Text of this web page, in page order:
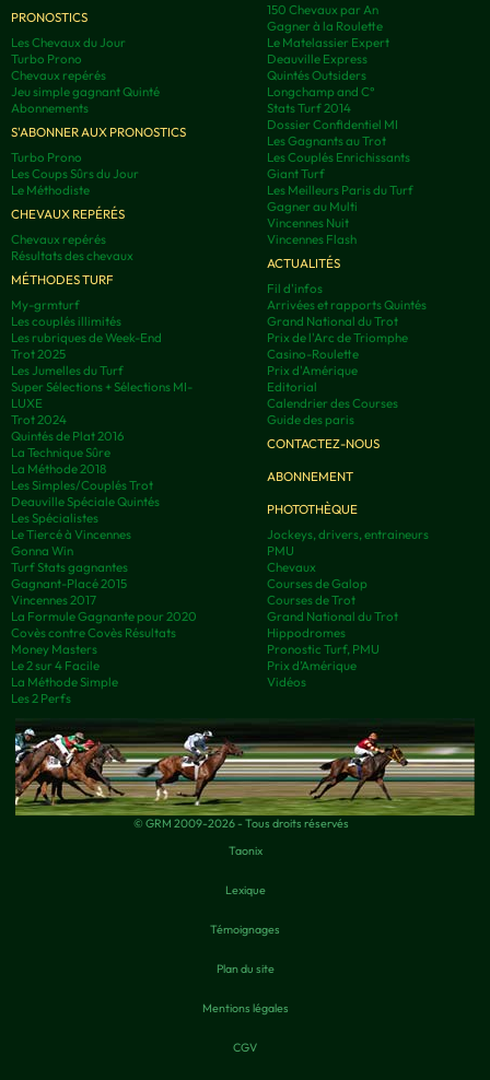
PRONOSTICS
Les Chevaux du Jour
Turbo Prono
Chevaux repérés
Jeu simple gagnant Quinté
Abonnements
S'ABONNER AUX PRONOSTICS
Turbo Prono
Les Coups Sûrs du Jour
Le Méthodiste
CHEVAUX REPÉRÉS
Chevaux repérés
Résultats des chevaux
MÉTHODES TURF
My-grmturf
Les couplés illimités
Les rubriques de Week-End
Trot 2025
Les Jumelles du Turf
Super Sélections + Sélections MI-
LUXE
Trot 2024
Quintés de Plat 2016
La Technique Sûre
La Méthode 2018
Les Simples/Couplés Trot
Deauville Spéciale Quintés
Les Spécialistes
Le Tiercé à Vincennes
Gonna Win
Turf Stats gagnantes
Gagnant-Placé 2015
Vincennes 2017
La Formule Gagnante pour 2020
Covès contre Covès Résultats
Money Masters
Le 2 sur 4 Facile
La Méthode Simple
Les 2 Perfs
150 Chevaux par An
Gagner à la Roulette
Le Matelassier Expert
Deauville Express
Quintés Outsiders
Longchamp and C°
Stats Turf 2014
Dossier Confidentiel MI
Les Gagnants au Trot
Les Couplés Enrichissants
Giant Turf
Les Meilleurs Paris du Turf
Gagner au Multi
Vincennes Nuit
Vincennes Flash
ACTUALITÉS
Fil d'infos
Arrivées et rapports Quintés
Grand National du Trot
Prix de l'Arc de Triomphe
Casino-Roulette
Prix d'Amérique
Editorial
Calendrier des Courses
Guide des paris
CONTACTEZ-NOUS
ABONNEMENT
PHOTOTHÈQUE
Jockeys, drivers, entraineurs
PMU
Chevaux
Courses de Galop
Courses de Trot
Grand National du Trot
Hippodromes
Pronostic Turf, PMU
Prix d’Amérique
Vidéos
© GRM 2009-2026 - Tous droits réservés
Taonix
Lexique
Témoignages
Plan du site
Mentions légales
CGV